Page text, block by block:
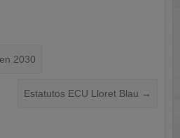
2030
Estatutos ECU Lloret Blau →